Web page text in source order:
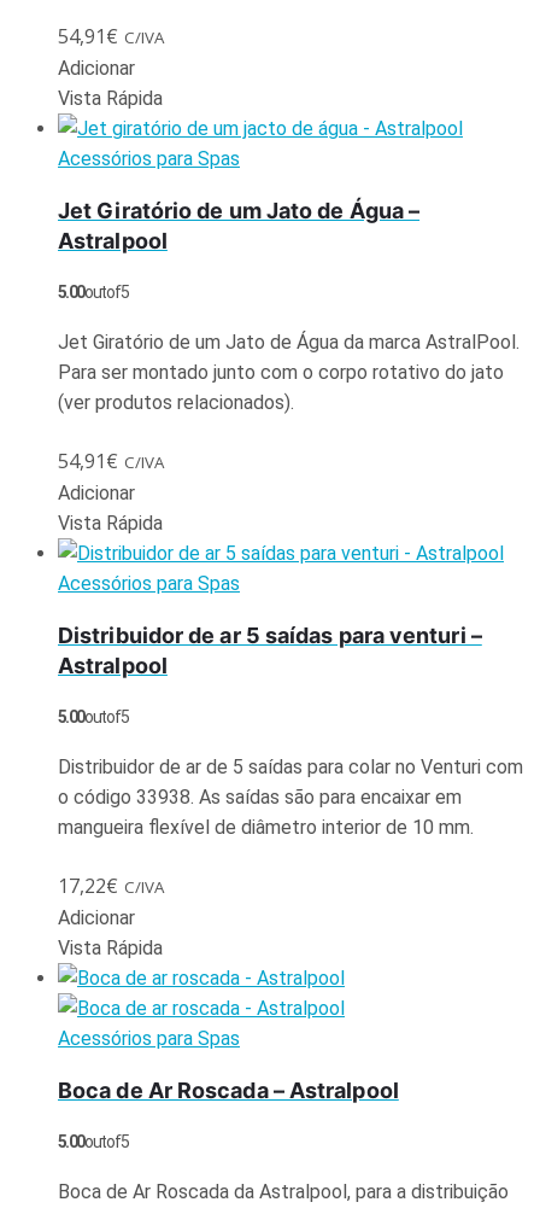
54,91€ C/IVA
Adicionar
Vista Rápida
Acessórios para Spas
Jet Giratório de um Jato de Água –
Astralpool
5.00out of 5
Jet Giratório de um Jato de Água da marca AstralPool.
Para ser montado junto com o corpo rotativo do jato
(ver produtos relacionados).
54,91€ C/IVA
Adicionar
Vista Rápida
Acessórios para Spas
Distribuidor de ar 5 saídas para venturi –
Astralpool
5.00out of 5
Distribuidor de ar de 5 saídas para colar no Venturi com
o código 33938. As saídas são para encaixar em
mangueira flexível de diâmetro interior de 10 mm.
17,22€ C/IVA
Adicionar
Vista Rápida
Acessórios para Spas
Boca de Ar Roscada – Astralpool
5.00out of 5
Boca de Ar Roscada da Astralpool, para a distribuição